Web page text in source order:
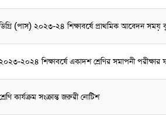
(পাস) ২০২৩-২৪ শিক্ষাবর্ষে প্রাথমিক আবেদন সময়
২০২৪ শিক্ষাবর্ষে একাদশ শ্রেণির সমাপনী
কার্যক্রম সংক্রান্ত জরুরী নোটিশ